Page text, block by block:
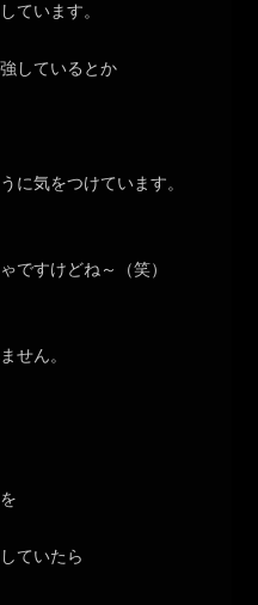
ています。
しているとか
に気をつけています。
ですけどね～（笑）
せん。
ていたら